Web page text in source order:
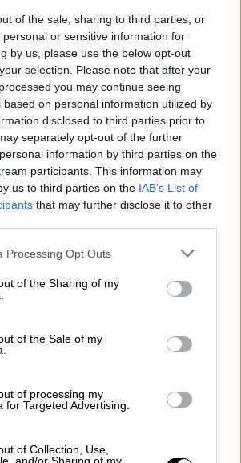
of the sale, sharing to third parties, or
or sensitive information for
by us, please use the below opt-out
selection. Please note that after your
you may continue seeing
based on personal information utilized by
disclosed to third parties prior to
separately opt-out of the further
information by third parties on the
participants. This information may
us to third parties on the IAB’s List of
that may further disclose it to other
website/app uses one or more Google
or usage behaviour. You may click to
to Google and its third-party tags to
specified purposes in below Google
Processing Opt Outs
of the Sharing of my
of the Sale of my
of processing my
for Targeted Advertising.
of Collection, Use,
από τους
όταν βρίσκεται στο
μαζί με την οικογένειά
έρχεται λίγους μήνες μετά
δικαστήριο, τον Μάιο του
κατά της Βασιλικής
Επιτροπής(Ravec).
είχε ταχθεί υπέρ της
του από τα καθήκοντα
της βασιλικής οικογένειας.
είχε επανειλημμένα
χωρίς επίσημη κάλυψη
μπορεί να ταξιδέψει στη
τους, τον πρίγκιπα Άρτσι
Λίλιμπετ, δηλώνοντας
ασφαλής